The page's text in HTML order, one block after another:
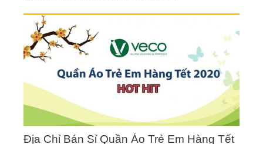
Địa Chỉ Bán Sỉ Quần Áo Trẻ Em Hàng Tết